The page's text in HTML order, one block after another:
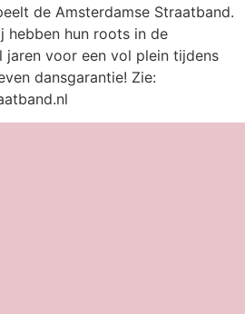
de Amsterdamse Straatband.
hebben hun roots in de
jaren voor een vol plein tijdens
dansgarantie! Zie: